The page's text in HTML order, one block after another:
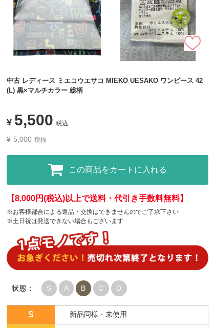
中古 レディース ミエコウエサコ MIEKO UESAKO ワンピース 42
(L) 黒×マルチカラー 総柄
¥ 5,500 税込
¥ 5,000 税抜
この商品をカートに入れる
【8,000円(税込)以上で送料・代引き手数料無料】
※お客様都合による返品・交換はできませんのでご了承下さい
※土日祝は発送できない場合もございます
状態： S A B C D
S 新品同様・未使用